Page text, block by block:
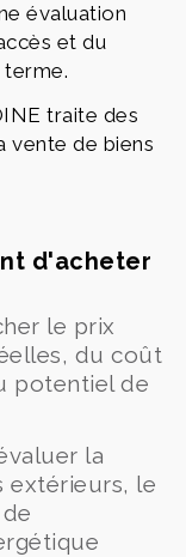
évaluation
et du
traite des
vente de biens
d'acheter
le prix
du coût
potentiel de
la
extérieurs, le